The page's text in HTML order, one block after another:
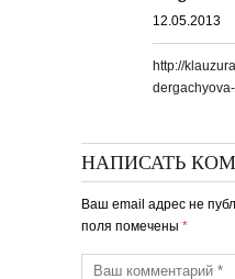
12.05.2013
http://
НАПИСАТЬ
Ваш email адрес не
поля помечены *